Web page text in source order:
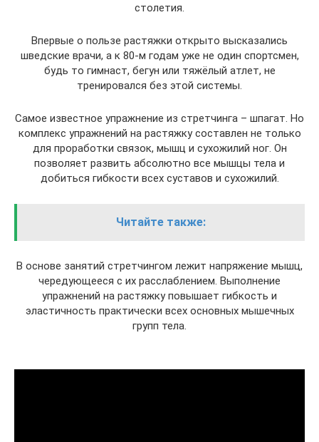
столетия.
Впервые о пользе растяжки открыто высказались
шведские врачи, а к 80-м годам уже не один спортсмен,
будь то гимнаст, бегун или тяжёлый атлет, не
тренировался без этой системы.
Самое известное упражнение из стретчинга – шпагат. Но
комплекс упражнений на растяжку составлен не только
для проработки связок, мышц и сухожилий ног. Он
позволяет развить абсолютно все мышцы тела и
добиться гибкости всех суставов и сухожилий.
Читайте также:
В основе занятий стретчингом лежит напряжение мышц,
чередующееся с их расслаблением. Выполнение
упражнений на растяжку повышает гибкость и
эластичность практически всех основных мышечных
групп тела.